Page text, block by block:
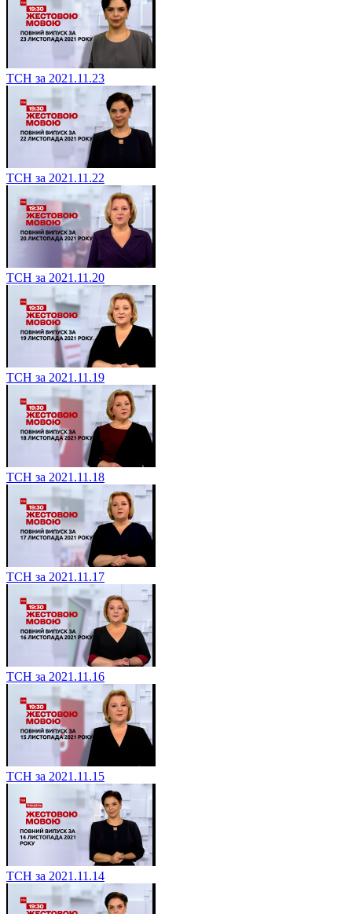
ТСН за 2021.11.23
ТСН за 2021.11.22
ТСН за 2021.11.20
ТСН за 2021.11.19
ТСН за 2021.11.18
ТСН за 2021.11.17
ТСН за 2021.11.16
ТСН за 2021.11.15
ТСН за 2021.11.14